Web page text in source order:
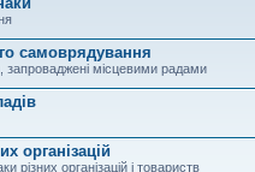
самоврядування
запроваджені місцевими радами
організацій
різних організацій і товариств